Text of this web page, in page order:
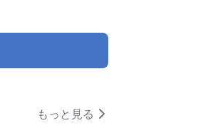
もっと見る